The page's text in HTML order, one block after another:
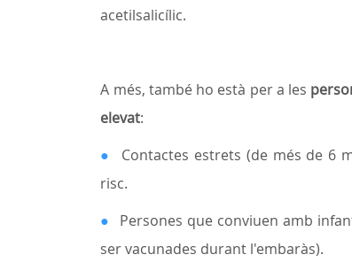
acetilsalicílic.
A més, també ho està per a les
elevat:
●
Contactes estrets (de més de 6
risc.
● Persones que conviuen amb
ser vacunades durant l'embaràs).